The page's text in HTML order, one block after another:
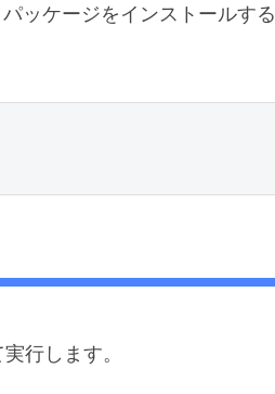
ッケージをインストールする
行します。